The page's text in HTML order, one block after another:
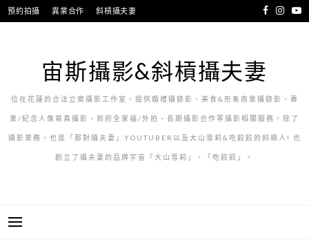
跳
至
預約拍攝 異業合作 斜槓攝夫妻
宙斯攝影&斜槓攝夫妻
位在花蓮的合法立案攝影工作室。提供婚禮攝錄影、美食&形象商業攝錄影、專
業/紀念人像寫真攝影、到府全家福/外拍、長期攝影合作等攝影相關服務。除了
攝影業務，也是「那對攝夫妻」YOUTUBER以及大山雪莉&吃餃餃的斜槓人! 也
創立了攝夫妻的品牌宇宙「大山雪莉」、「吃餃餃」。